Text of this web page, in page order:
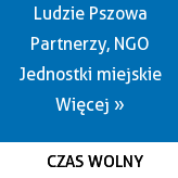
Ludzie Pszowa
Partnerzy, NGO
Jednostki miejskie
Więcej »
CZAS WOLNY